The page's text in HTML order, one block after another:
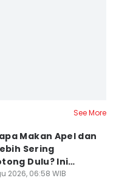
See More
Makan Apel dan
Sering
Dulu? Ini
2026, 06:58 WIB